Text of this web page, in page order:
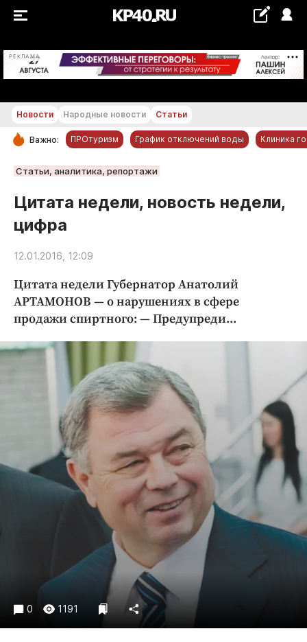
РЕКЛАМА +21...+22 °С
РУБРИКИ
Новости компаний
Статьи
Народные новости
Авто и транспорт
Благоустройство
Криминал
Недвижимость и ЖКХ
Образование
Общество
Погода
Праздники
Происшествия
Спорт
Экономика и бизнес
Издания
Медиаперсона
Интересное чтиво
Новости Народные новости Статьи
Важно: ПРОтуризм График отключений воды Клиника
Статьи, аналитика, репортажи
Цитата недели, новость недели,
цифра
12.01.2016, 12:09
Цитата недели Губернатор Анатолий
АРТАМОНОВ — о нарушениях в сфере
продажи спиртного: — Предупреди...
0 1191